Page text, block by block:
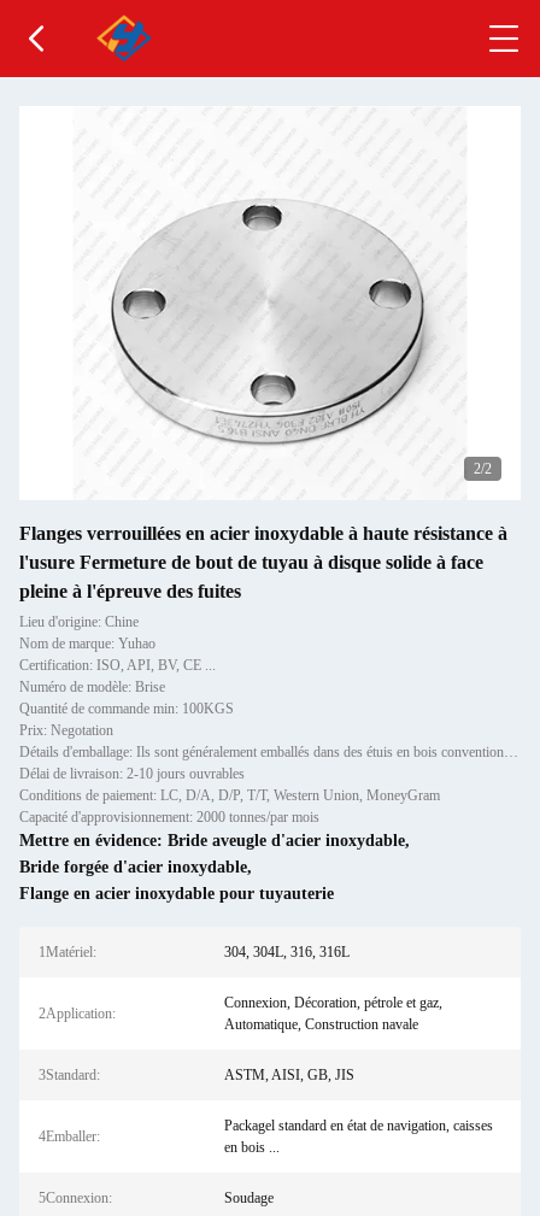
2/2
Flanges verrouillées en acier inoxydable à haute résistance à
l'usure Fermeture de bout de tuyau à disque solide à face
pleine à l'épreuve des fuites
Lieu d'origine: Chine
Nom de marque: Yuhao
Certification: ISO, API, BV, CE ...
Numéro de modèle: Brise
Quantité de commande min: 100KGS
Prix: Negotation
Détails d'emballage: Ils sont généralement emballés dans des étuis en bois conventionnels.
Délai de livraison: 2-10 jours ouvrables
Conditions de paiement: LC, D/A, D/P, T/T, Western Union, MoneyGram
Capacité d'approvisionnement: 2000 tonnes/par mois
Mettre en évidence: Bride aveugle d'acier inoxydable,
Bride forgée d'acier inoxydable,
Flange en acier inoxydable pour tuyauterie
1Matériel: 304, 304L, 316, 316L
2Application:
Connexion, Décoration, pétrole et gaz,
Automatique, Construction navale
3Standard: ASTM, AISI, GB, JIS
4Emballer:
Packagel standard en état de navigation, caisses
en bois ...
5Connexion: Soudage